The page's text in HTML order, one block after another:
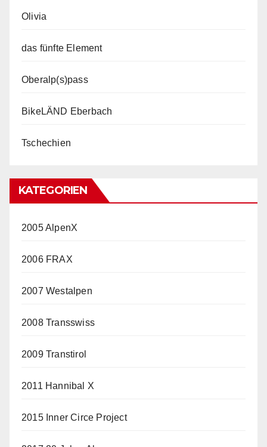
Olivia
das fünfte Element
Oberalp(s)pass
BikeLÄND Eberbach
Tschechien
KATEGORIEN
2005 AlpenX
2006 FRAX
2007 Westalpen
2008 Transswiss
2009 Transtirol
2011 Hannibal X
2015 Inner Circe Project